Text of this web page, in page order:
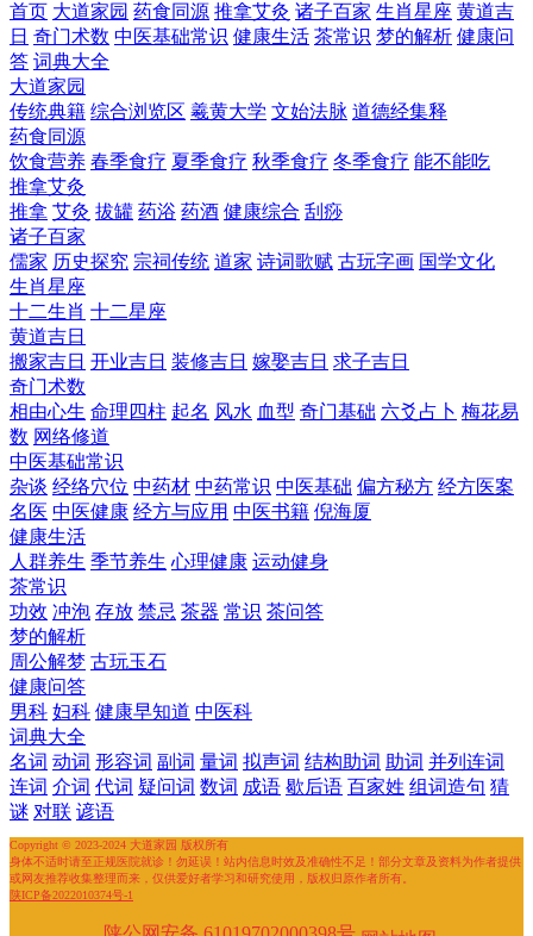
首页 大道家园 药食同源 推拿艾灸 诸子百家 生肖星座 黄道吉
日 奇门术数 中医基础常识 健康生活 茶常识 梦的解析 健康问
答 词典大全
大道家园
传统典籍 综合浏览区 羲黄大学 文始法脉 道德经集释
药食同源
饮食营养 春季食疗 夏季食疗 秋季食疗 冬季食疗 能不能吃
推拿艾灸
推拿 艾灸 拔罐 药浴 药酒 健康综合 刮痧
诸子百家
儒家 历史探究 宗祠传统 道家 诗词歌赋 古玩字画 国学文化
生肖星座
十二生肖 十二星座
黄道吉日
搬家吉日 开业吉日 装修吉日 嫁娶吉日 求子吉日
奇门术数
相由心生 命理四柱 起名 风水 血型 奇门基础 六爻占卜 梅花易
数 网络修道
中医基础常识
杂谈 经络穴位 中药材 中药常识 中医基础 偏方秘方 经方医案
名医 中医健康 经方与应用 中医书籍 倪海厦
健康生活
人群养生 季节养生 心理健康 运动健身
茶常识
功效 冲泡 存放 禁忌 茶器 常识 茶问答
梦的解析
周公解梦 古玩玉石
健康问答
男科 妇科 健康早知道 中医科
词典大全
名词 动词 形容词 副词 量词 拟声词 结构助词 助词 并列连词
连词 介词 代词 疑问词 数词 成语 歇后语 百家姓 组词造句 猜
谜 对联 谚语
Copyright © 2023-2024 大道家园 版权所有
身体不适时请至正规医院就诊！勿延误！站内信息时效及准确性不足！部分文章及资料为作者提供
或网友推荐收集整理而来，仅供爱好者学习和研究使用，版权归原作者所有。
陕ICP备2022010374号-1